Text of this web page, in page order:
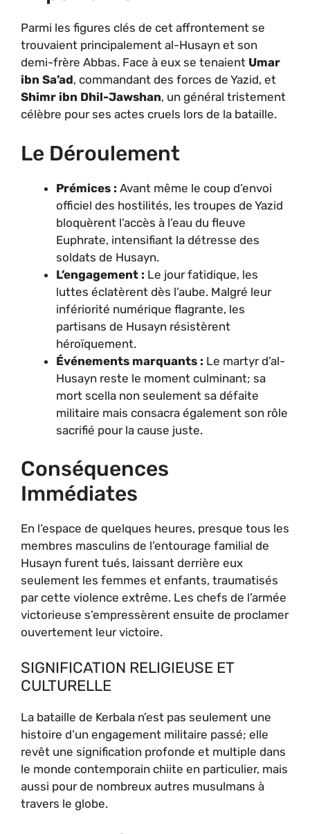
Parmi les figures clés de cet affrontement se
trouvaient principalement al-Husayn et son
demi-frère Abbas. Face à eux se tenaient Umar
ibn Sa’ad, commandant des forces de Yazid, et
Shimr ibn Dhil-Jawshan, un général tristement
célèbre pour ses actes cruels lors de la bataille.
Le Déroulement
Prémices : Avant même le coup d’envoi
officiel des hostilités, les troupes de Yazid
bloquèrent l’accès à l’eau du fleuve
Euphrate, intensifiant la détresse des
soldats de Husayn.
L’engagement : Le jour fatidique, les
luttes éclatèrent dès l’aube. Malgré leur
infériorité numérique flagrante, les
partisans de Husayn résistèrent
héroïquement.
Événements marquants : Le martyr d’al-
Husayn reste le moment culminant; sa
mort scella non seulement sa défaite
militaire mais consacra également son rôle
sacrifié pour la cause juste.
Conséquences
Immédiates
En l’espace de quelques heures, presque tous les
membres masculins de l’entourage familial de
Husayn furent tués, laissant derrière eux
seulement les femmes et enfants, traumatisés
par cette violence extrême. Les chefs de l’armée
victorieuse s’empressèrent ensuite de proclamer
ouvertement leur victoire.
SIGNIFICATION RELIGIEUSE ET
CULTURELLE
La bataille de Kerbala n’est pas seulement une
histoire d’un engagement militaire passé; elle
revêt une signification profonde et multiple dans
le monde contemporain chiite en particulier, mais
aussi pour de nombreux autres musulmans à
travers le globe.